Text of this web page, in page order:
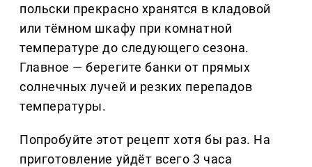
польски прекрасно хранятся в кладовой
или тёмном шкафу при комнатной
температуре до следующего сезона.
Главное — берегите банки от прямых
солнечных лучей и резких перепадов
температуры.
Попробуйте этот рецепт хотя бы раз. На
приготовление уйдёт всего 3 часа